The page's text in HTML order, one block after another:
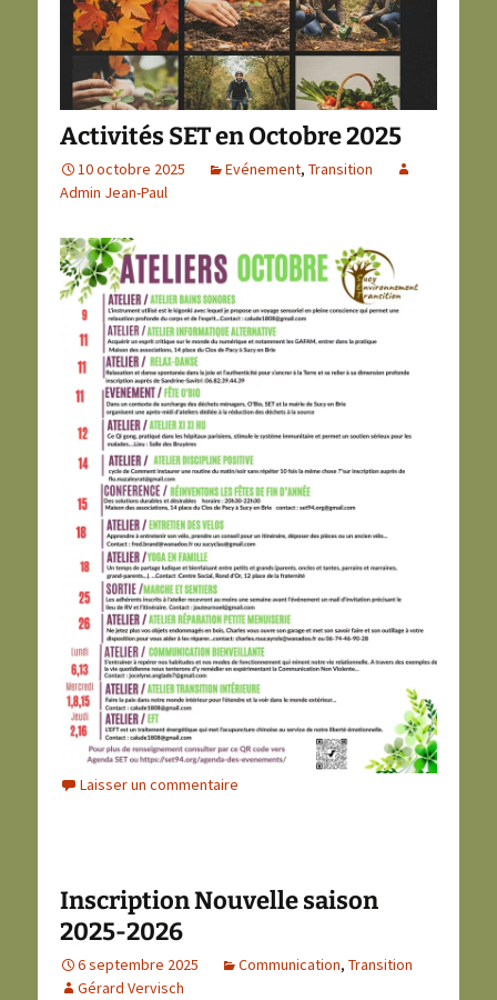
Activités SET en Octobre 2025
10 octobre 2025 Evénement, Transition
Admin Jean-Paul
Laisser un commentaire
Inscription Nouvelle saison
2025-2026
6 septembre 2025 Communication, Transition
Gérard Vervisch